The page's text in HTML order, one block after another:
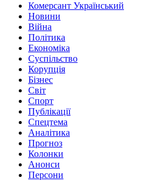
Комерсант Український
Новини
Війна
Політика
Економіка
Суспільство
Корупція
Бізнес
Світ
Спорт
Публікації
Спецтема
Аналітика
Прогноз
Колонки
Анонси
Персони